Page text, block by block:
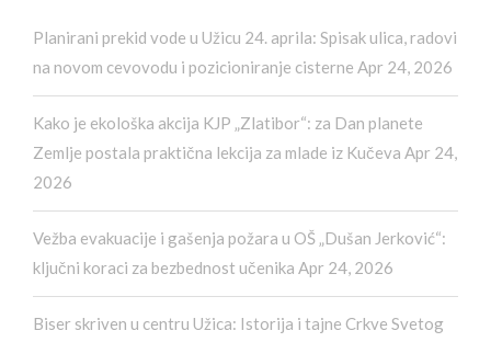
Planirani prekid vode u Užicu 24. aprila: Spisak ulica, radovi
na novom cevovodu i pozicioniranje cisterne Apr 24, 2026
Kako je ekološka akcija KJP „Zlatibor“: za Dan planete
Zemlje postala praktična lekcija za mlade iz Kučeva Apr 24,
2026
Vežba evakuacije i gašenja požara u OŠ „Dušan Jerković“:
ključni koraci za bezbednost učenika Apr 24, 2026
Biser skriven u centru Užica: Istorija i tajne Crkve Svetog